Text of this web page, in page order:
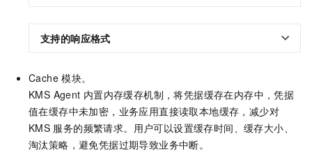
支持的响应格式
Cache 模块。
KMS Agent 内置内存缓存机制，将凭据缓存在内存中，凭据
值在缓存中未加密，业务应用直接读取本地缓存，减少对
KMS 服务的频繁请求。用户可以设置缓存时间、缓存大小、
淘汰策略，避免凭据过期导致业务中断。